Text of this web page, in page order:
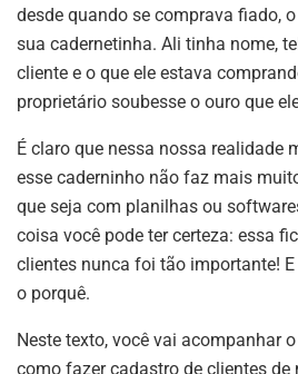
desde quando se comprava fiado,
sua cadernetinha. Ali tinha nome,
cliente e o que ele estava
proprietário soubesse o ouro que
É claro que nessa nossa realidade
esse caderninho não faz mais
que seja com planilhas ou
coisa você pode ter certeza: essa
clientes nunca foi tão importante!
o porquê.
Neste texto, você vai acompanhar
como fazer cadastro de clientes de